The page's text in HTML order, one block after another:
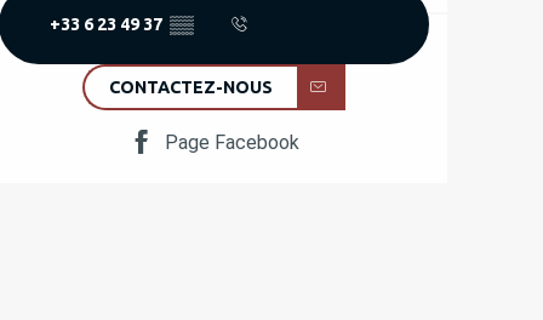
+33 6 23 49 37 ▒▒
CONTACTEZ-NOUS
Page Facebook